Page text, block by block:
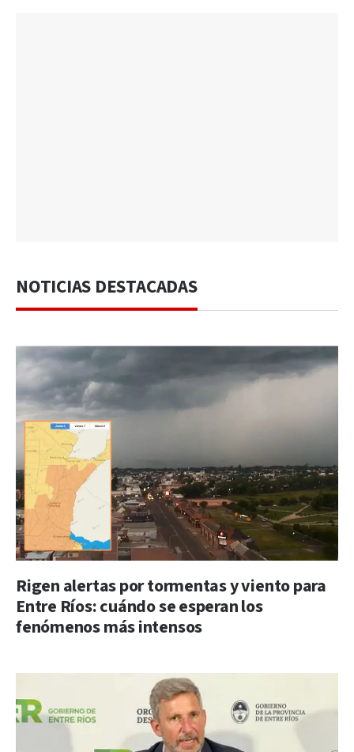
NOTICIAS DESTACADAS
Rigen alertas por tormentas y viento para
Entre Ríos: cuándo se esperan los
fenómenos más intensos